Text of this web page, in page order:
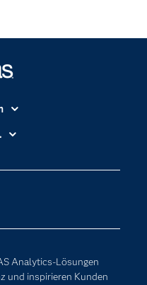
Analytics-Lösungen
und inspirieren Kunden